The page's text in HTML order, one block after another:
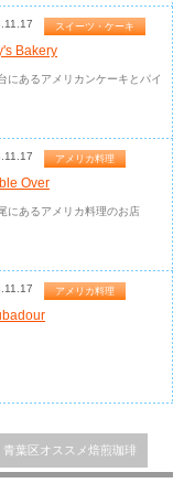
スイーツ・ケーキ
Bakery
にあるアメリカンケーキとパイ
アメリカ料理
Over
にあるアメリカ料理のお店
アメリカ料理
青葉区オススメ焙煎珈琲